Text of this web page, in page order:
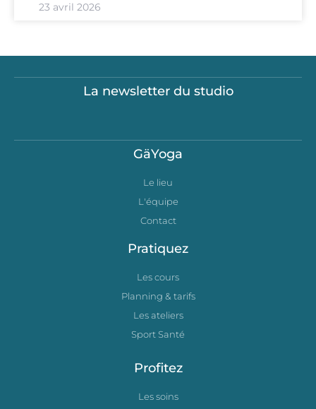
23 avril 2026
La newsletter du studio
GäYoga
Le lieu
L'équipe
Contact
Pratiquez
Les cours
Planning & tarifs
Les ateliers
Sport Santé
Profitez
Les soins